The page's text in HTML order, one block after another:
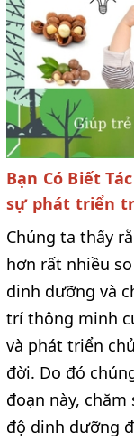
Bạn Có Biết
sự phát triển
Chúng ta thấy
hơn rất nhiều
dinh dưỡng và
trí thông minh
và phát triển
đời. Do đó
đoạn này,
độ dinh dưỡng